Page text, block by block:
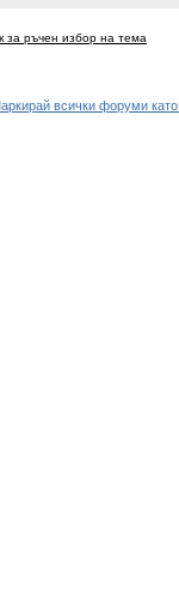
за ръчен избор на тема
всички форуми